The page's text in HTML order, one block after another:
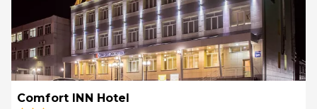
Comfort INN Hotel